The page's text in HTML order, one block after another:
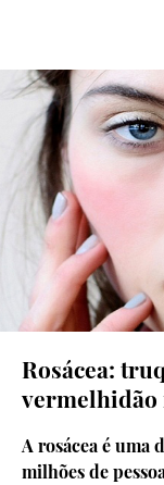
© Thinkstock
Rosácea:
vermelhidão
A rosácea é uma
milhões de